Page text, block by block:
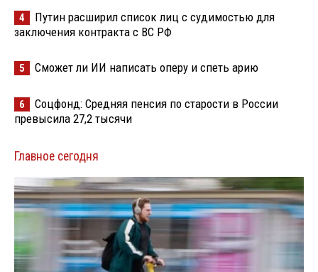
4
Путин расширил список лиц с судимостью для
заключения контракта с ВС РФ
5 Сможет ли ИИ написать оперу и спеть арию
6
Соцфонд: Средняя пенсия по старости в России
превысила 27,2 тысячи
Главное сегодня